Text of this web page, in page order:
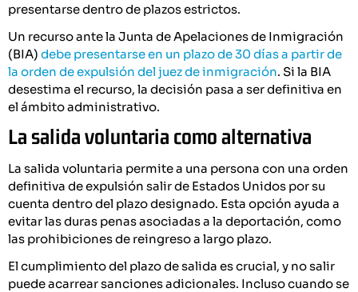
presentarse dentro de plazos estrictos.
Un recurso ante la Junta de Apelaciones de Inmigración
(BIA) debe presentarse en un plazo de 30 días a partir de
la orden de expulsión del juez de inmigración. Si la BIA
desestima el recurso, la decisión pasa a ser definitiva en
el ámbito administrativo.
La salida voluntaria como alternativa
La salida voluntaria permite a una persona con una orden
definitiva de expulsión salir de Estados Unidos por su
cuenta dentro del plazo designado. Esta opción ayuda a
evitar las duras penas asociadas a la deportación, como
las prohibiciones de reingreso a largo plazo.
El cumplimiento del plazo de salida es crucial, y no salir
puede acarrear sanciones adicionales. Incluso cuando se